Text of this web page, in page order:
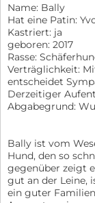
Name: Bally
Hat eine Patin:
Kastriert: ja
geboren: 2017
Rasse:
Verträglichkeit:
entscheidet
Derzeitiger
Abgabegrund:
Bally ist vom
Hund, den so
gegenüber zeigt
gut an der Leine,
ein guter